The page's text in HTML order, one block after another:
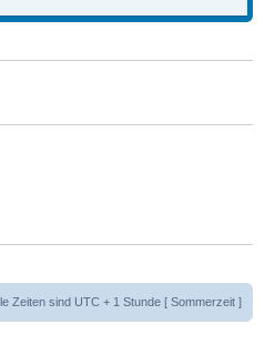
Zeiten sind UTC + 1 Stunde [ Sommerzeit ]